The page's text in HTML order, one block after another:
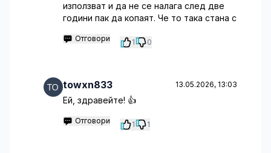
използват и да не се налага след две
години пак да копаят. Че то така стана с
Отговори 1 0
towxn833 13.05.2026, 13:03
Ей, здравейте! 👍
Отговори 1 1